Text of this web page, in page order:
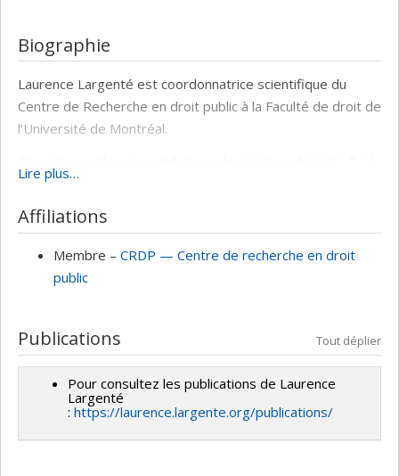
Biographie
Laurence Largenté est coordonnatrice scientifique du
Centre de Recherche en droit public à la Faculté de droit de
l’Université de Montréal.
l’Université de Montréal sous la supervision du professeur
Patrick A. Molinari.
Chargée de cours à la faculté de droit de l’Université de
Montréal et de Sherbrooke, elle enseigne aux étudiants
inscrits à la préparation du PhD en médecine dentaire et
2011. Elle a aussi enseigné droit de la santé (DRT 3810),
droit pharmaceutique (DRT 6973 et DRT 603-769) et
Lire plus…
Affiliations
Membre – CRDP — Centre de recherche en droit
public
Publications Tout déplier
Pour consultez les publications de Laurence
Largenté
: https://laurence.largente.org/publications/